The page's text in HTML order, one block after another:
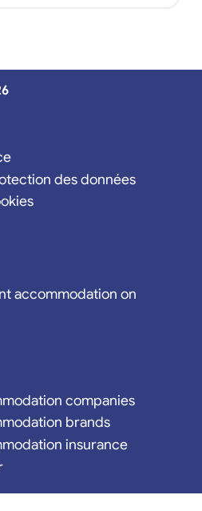
des données
accommodation on
companies
brands
insurance